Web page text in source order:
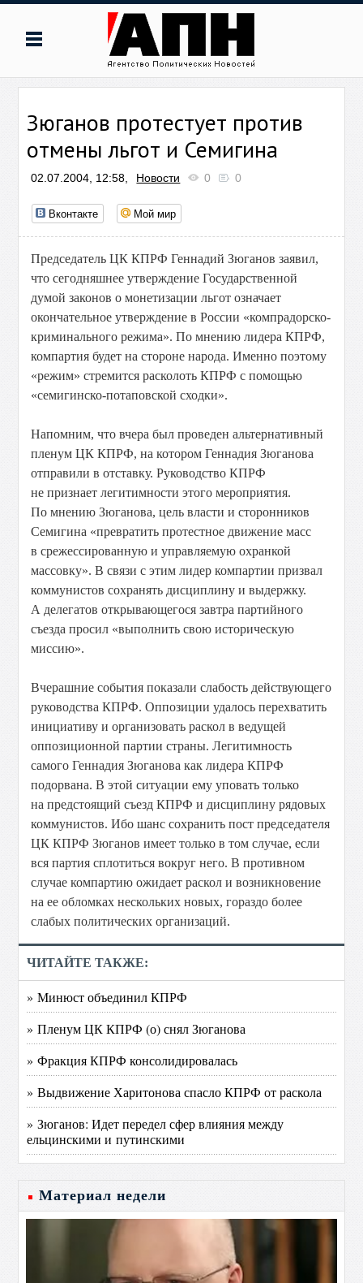
Зюганов протестует против
отмены льгот и Семигина
02.07.2004, 12:58, Новости 0 0
Вконтакте Мой мир
Председатель ЦК КПРФ Геннадий Зюганов заявил,
что сегодняшнее утверждение Государственной
думой законов о монетизации льгот означает
окончательное утверждение в России «компрадорско-
криминального режима». По мнению лидера КПРФ,
компартия будет на стороне народа. Именно поэтому
«режим» стремится расколоть КПРФ с помощью
«семигинско-потаповской сходки».
Напомним, что вчера был проведен альтернативный
пленум ЦК КПРФ, на котором Геннадия Зюганова
отправили в отставку. Руководство КПРФ
не признает легитимности этого мероприятия.
По мнению Зюганова, цель власти и сторонников
Семигина «превратить протестное движение масс
в срежессированную и управляемую охранкой
массовку». В связи с этим лидер компартии призвал
коммунистов сохранять дисциплину и выдержку.
А делегатов открывающегося завтра партийного
съезда просил «выполнить свою историческую
миссию».
Вчерашние события показали слабость действующего
руководства КПРФ. Оппозиции удалось перехватить
инициативу и организовать раскол в ведущей
оппозиционной партии страны. Легитимность
самого Геннадия Зюганова как лидера КПРФ
подорвана. В этой ситуации ему уповать только
на предстоящий съезд КПРФ и дисциплину рядовых
коммунистов. Ибо шанс сохранить пост председателя
ЦК КПРФ Зюганов имеет только в том случае, если
вся партия сплотиться вокруг него. В противном
случае компартию ожидает раскол и возникновение
на ее обломках нескольких новых, гораздо более
слабых политических организаций.
ЧИТАЙТЕ ТАКЖЕ:
» Минюст объединил КПРФ
» Пленум ЦК КПРФ (о) снял Зюганова
» Фракция КПРФ консолидировалась
» Выдвижение Харитонова спасло КПРФ от раскола
» Зюганов: Идет передел сфер влияния между
ельцинскими и путинскими
Материал недели